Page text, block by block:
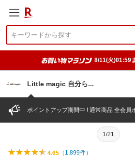
8/11(火)01:59
Little magic 自分ら
ポイントアップ期間中 ! 通常商品 全会員
1/21
4.65 （ 1,899件）